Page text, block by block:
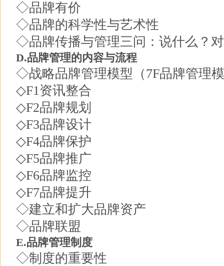
◇品牌有价
◇品牌的科学性与艺术性
◇品牌传播与管理三问：说什么？
D.品牌管理的内容与流程
◇战略品牌管理模型（7F品牌管理
◇F1资讯整合
◇F2品牌规划
◇F3品牌设计
◇F4品牌保护
◇F5品牌推广
◇F6品牌监控
◇F7品牌提升
◇建立和扩大品牌资产
◇品牌联盟
E.品牌管理制度
◇制度的重要性